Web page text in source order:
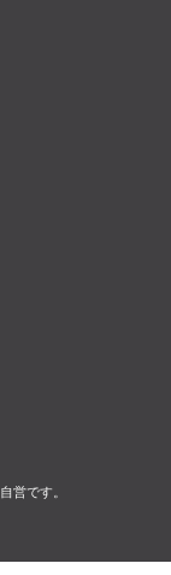
営です。